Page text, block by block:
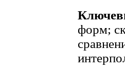
форм;